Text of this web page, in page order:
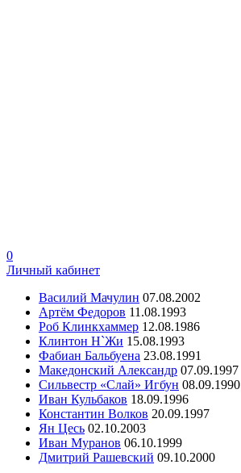
0
Личный кабинет
Василий Мачулин 07.08.2002
Артём Федоров 11.08.1993
Роб Клинкхаммер 12.08.1986
Клинтон Н`Жи 15.08.1993
Фабиан Бальбуена 23.08.1991
Македонский Александр 07.09.1997
Сильвестр «Слай» Игбун 08.09.1990
Иван Кульбаков 18.09.1996
Константин Волков 20.09.1997
Ян Цесь 02.10.2003
Иван Муранов 06.10.1999
Дмитрий Рашевский 09.10.2000